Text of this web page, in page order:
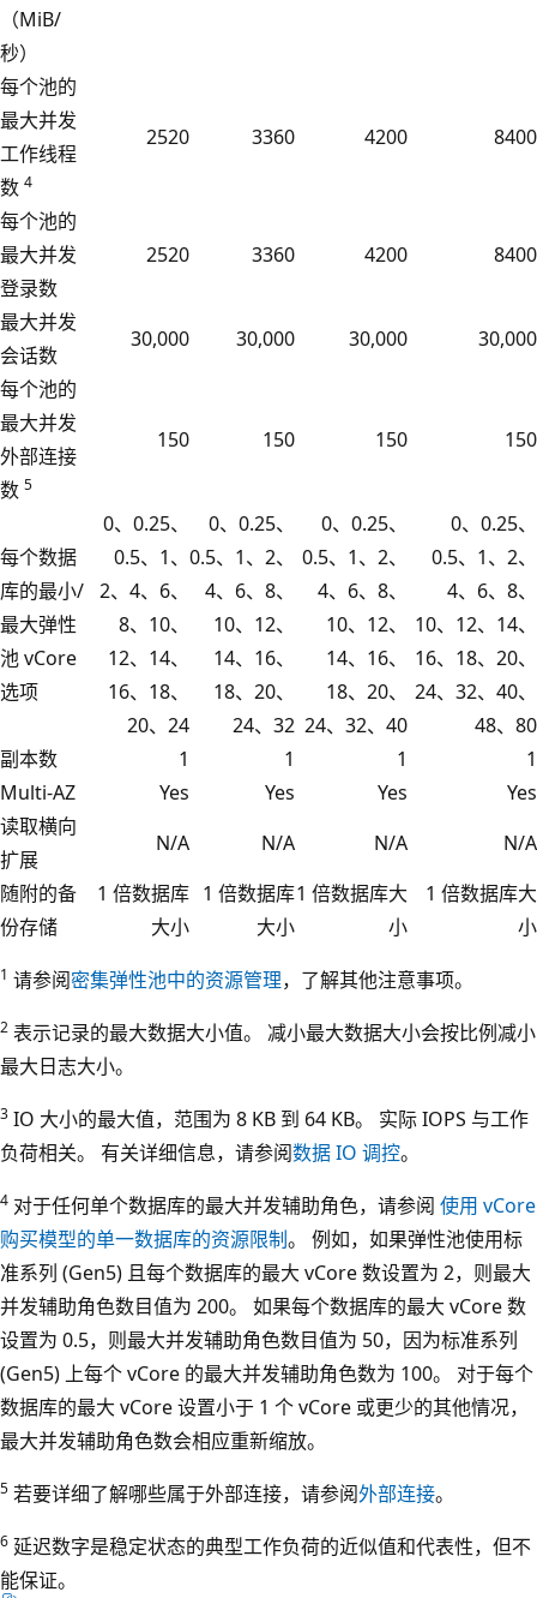
（MiB/
秒）
每个池的
最大并发
工作线程
数 4
2520 3360 4200 8400
每个池的
最大并发
登录数
2520 3360 4200 8400
最大并发
会话数
30,000 30,000 30,000
30,000
每个池的
最大并发
外部连接
数 5
150 150 150 150
每个数据
库的最小/
最大弹性
池 vCore
选项
0、0.25、
0.5、1、
2、4、6、
8、10、
12、14、
16、18、
20、24
0、0.25、
0.5、1、2、
4、6、8、
10、12、
14、16、
18、20、
24、32
0、0.25、
0.5、1、2、
4、6、8、
10、12、
14、16、
18、20、
24、32、40
0、0.25、
0.5、1、2、
4、6、8、
10、12、14、
16、18、20、
24、32、40、
48、80
副本数
1 1 1
1
Multi-AZ
Yes Yes Yes
Yes
读取横向
扩展
N/A N/A N/A
N/A
随附的备
份存储
1 倍数据库
大小
1 倍数据库
大小
1 倍数据库大
小
1 倍数据库大
小
1 请参阅密集弹性池中的资源管理，了解其他注意事项。
2 表示记录的最大数据大小值。 减小最大数据大小会按比例减小
最大日志大小。
3 IO 大小的最大值，范围为 8 KB 到 64 KB。 实际 IOPS 与工作
负荷相关。 有关详细信息，请参阅数据 IO 调控。
4 对于任何单个数据库的最大并发辅助角色，请参阅 使用 vCore
购买模型的单一数据库的资源限制。 例如，如果弹性池使用标
准系列 (Gen5) 且每个数据库的最大 vCore 数设置为 2，则最大
并发辅助角色数目值为 200。 如果每个数据库的最大 vCore 数
设置为 0.5，则最大并发辅助角色数目值为 50，因为标准系列
(Gen5) 上每个 vCore 的最大并发辅助角色数为 100。 对于每个
数据库的最大 vCore 设置小于 1 个 vCore 或更少的其他情况，
最大并发辅助角色数会相应重新缩放。
5 若要详细了解哪些属于外部连接，请参阅外部连接。
6 延迟数字是稳定状态的典型工作负荷的近似值和代表性，但不
能保证。